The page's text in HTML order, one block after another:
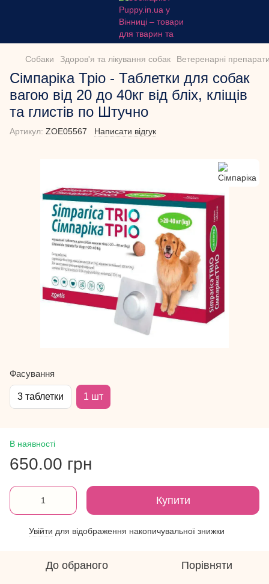
Собаки Здоров'я та лікування собак Ветеренарні
Сімпаріка Тріо - Таблетки для собак
вагою від 20 до 40кг від бліх, кліщів
та глистів по Штучно
Артикул: ZOE05567 Написати відгук
Фасування
3 таблетки 1 шт
В наявності
650.00 грн
Купити
Увійти для відображення накопичувальної знижки
До обраного Порівняти